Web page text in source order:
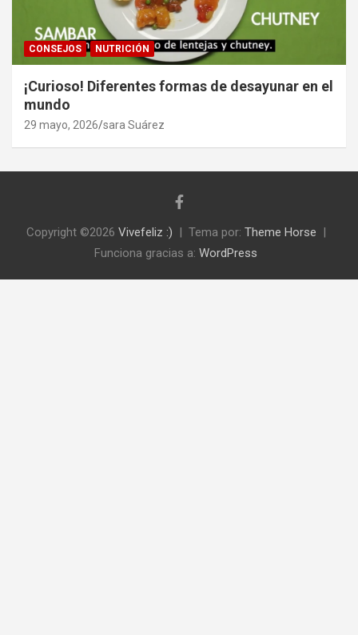
CONSEJOS NUTRICIÓN
¡Curioso! Diferentes formas de desayunar en el
mundo
29 mayo, 2026 sara Suárez
Copyright ©2026 Vivefeliz :) Tema por: Theme Horse
Funciona gracias a: WordPress